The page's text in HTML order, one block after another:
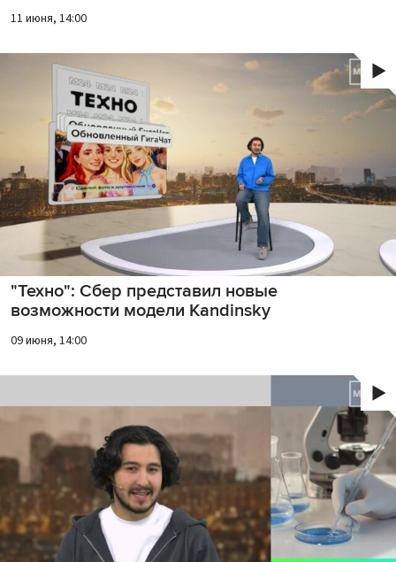
11 июня, 14:00
"Техно": Сбер представил новые
возможности модели Kandinsky
09 июня, 14:00